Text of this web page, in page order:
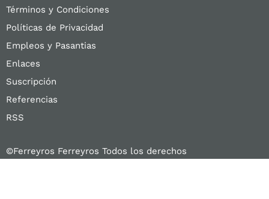
Términos y Condiciones
Políticas de Privacidad
Empleos y Pasantias
Enlaces
Suscripción
Referencias
RSS
©Ferreyros Ferreyros Todos los derechos